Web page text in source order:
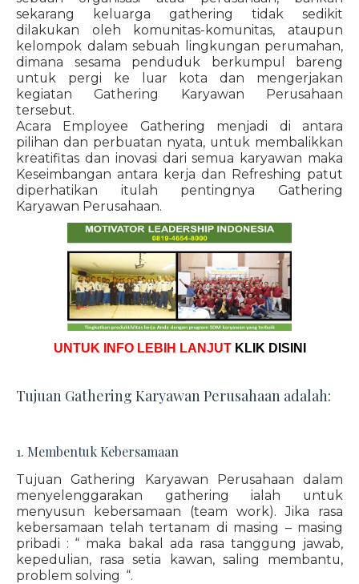
sekarang keluarga gathering tidak sedikit
dilakukan oleh komunitas-komunitas, ataupun
kelompok dalam sebuah lingkungan perumahan,
dimana sesama penduduk berkumpul bareng
untuk pergi ke luar kota dan mengerjakan
kegiatan Gathering Karyawan Perusahaan
tersebut.
Acara Employee Gathering menjadi di antara
pilihan dan perbuatan nyata, untuk membalikkan
kreatifitas dan inovasi dari semua karyawan maka
Keseimbangan antara kerja dan Refreshing patut
diperhatikan itulah pentingnya Gathering
Karyawan Perusahaan.
UNTUK INFO LEBIH LANJUT KLIK DISINI
Tujuan Gathering Karyawan Perusahaan adalah:
1. Membentuk Kebersamaan
Tujuan Gathering Karyawan Perusahaan dalam
menyelenggarakan gathering ialah untuk
menyusun kebersamaan (team work). Jika rasa
kebersamaan telah tertanam di masing – masing
pribadi : “ maka bakal ada rasa tanggung jawab,
kepedulian, rasa setia kawan, saling membantu,
problem solving “.